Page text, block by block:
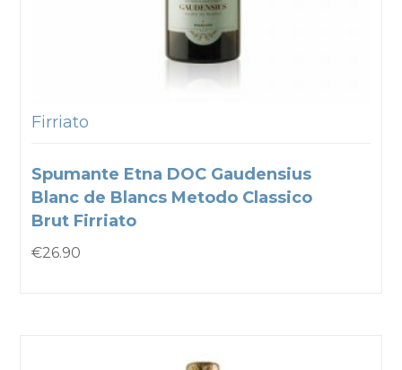
Firriato
Spumante Etna DOC Gaudensius
Blanc de Blancs Metodo Classico
Brut Firriato
€26.90